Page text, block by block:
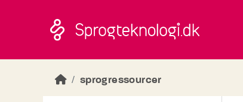
sprogressourcer